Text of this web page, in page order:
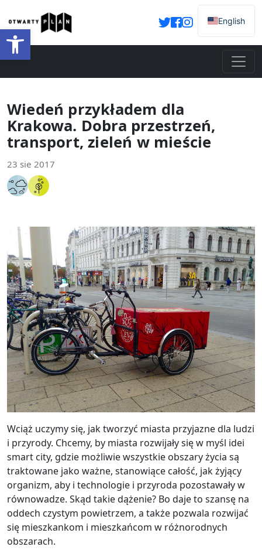
Otwórz pasek narzędzi
English
Wiedeń przykładem dla
Krakowa. Dobra przestrzeń,
transport, zieleń w mieście
23 sie 2017
Wciąż uczymy się, jak tworzyć miasta przyjazne dla ludzi
i przyrody. Chcemy, by miasta rozwijały się w myśl idei
smart city, gdzie możliwie wszystkie obszary życia są
traktowane jako ważne, stanowiące całość, jak żyjący
organizm, aby i technologie i przyroda pozostawały w
równowadze. Skąd takie dążenie? Bo daje to szansę na
oddech czystym powietrzem, a także pozwala rozwijać
się mieszkankom i mieszkańcom w różnorodnych
obszarach.